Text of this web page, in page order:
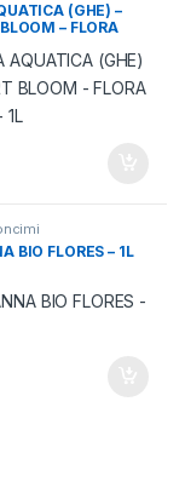
(GHE) –
– FLORA
BIO FLORES – 1L